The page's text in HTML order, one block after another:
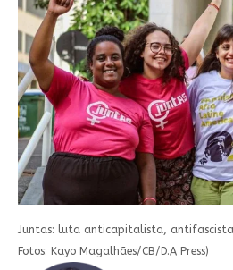
Juntas: luta anticapitalista,
Fotos: Kayo Magalhães/CB/D.A Press)